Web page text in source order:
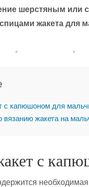
шерстяным
жакета для
с капюшоном для
вязанию жакета на
с